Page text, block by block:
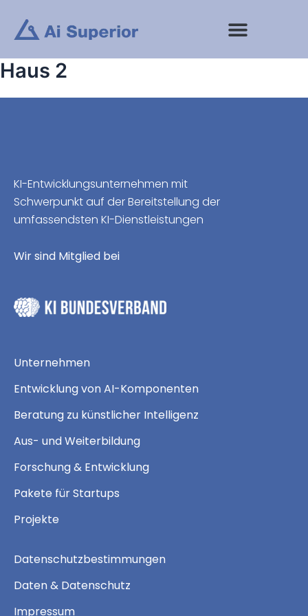
Inhalt
springen
Haus 2
KI-Entwicklungsunternehmen mit
Schwerpunkt auf der Bereitstellung der
umfassendsten KI-Dienstleistungen
Wir sind Mitglied bei
Unternehmen
Entwicklung von AI-Komponenten
Beratung zu künstlicher Intelligenz
Aus- und Weiterbildung
Forschung & Entwicklung
Pakete für Startups
Projekte
Datenschutzbestimmungen
Daten & Datenschutz
Impressum